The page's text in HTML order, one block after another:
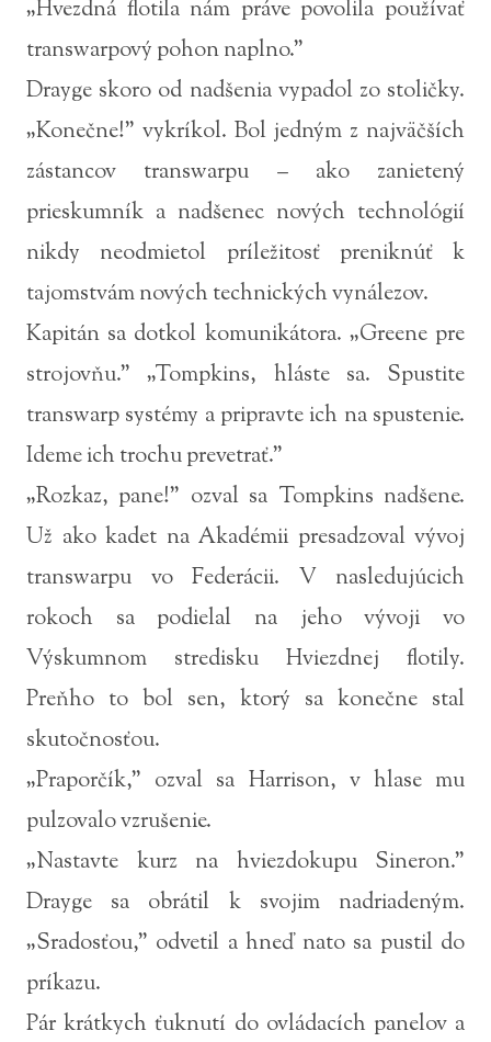
„Hvezdná flotila nám práve povolila používať
transwarpový pohon naplno.”
Drayge skoro od nadšenia vypadol zo stoličky.
„Konečne!” vykríkol. Bol jedným z najväčších
zástancov transwarpu – ako zanietený
prieskumník a nadšenec nových technológií
nikdy neodmietol príležitosť preniknúť k
tajomstvám nových technických vynálezov.
Kapitán sa dotkol komunikátora. „Greene pre
strojovňu.” „Tompkins, hláste sa. Spustite
transwarp systémy a pripravte ich na spustenie.
Ideme ich trochu prevetrať.”
„Rozkaz, pane!” ozval sa Tompkins nadšene.
Už ako kadet na Akadémii presadzoval vývoj
transwarpu vo Federácii. V nasledujúcich
rokoch sa podielal na jeho vývoji vo
Výskumnom stredisku Hviezdnej flotily.
Preňho to bol sen, ktorý sa konečne stal
skutočnosťou.
„Praporčík,” ozval sa Harrison, v hlase mu
pulzovalo vzrušenie.
„Nastavte kurz na hviezdokupu Sineron.”
Drayge sa obrátil k svojim nadriadeným.
„Sradosťou,” odvetil a hneď nato sa pustil do
príkazu.
Pár krátkych ťuknutí do ovládacích panelov a